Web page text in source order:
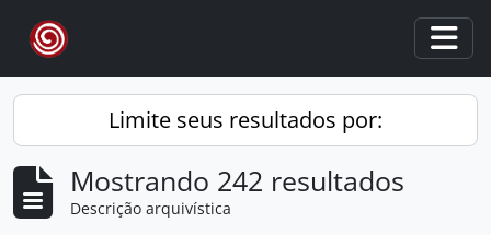
Skip to main content
Limite seus resultados por:
Mostrando 242 resultados
Descrição arquivística